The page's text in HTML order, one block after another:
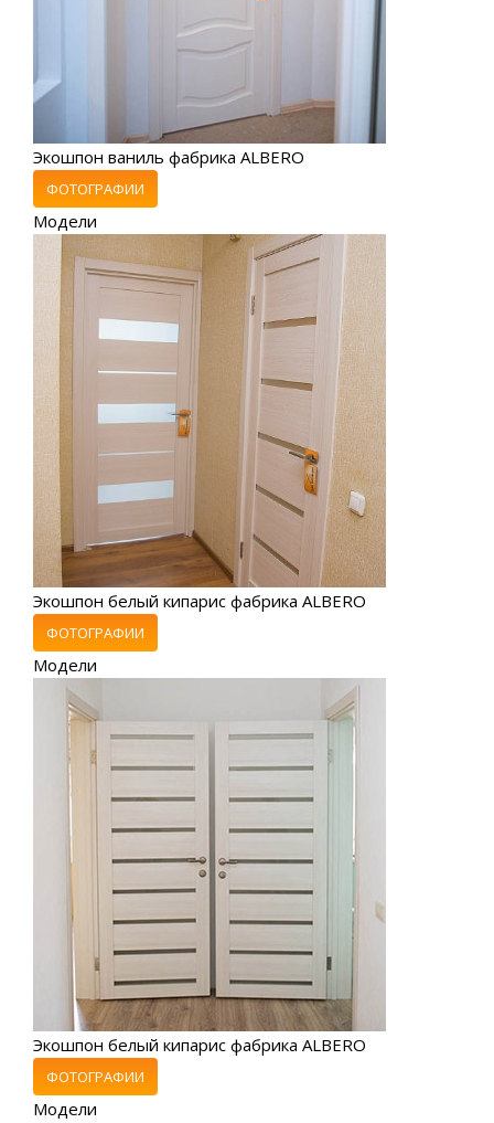
Экошпон ваниль фабрика ALBERO
ФОТОГРАФИИ
Модели
Экошпон белый кипарис фабрика ALBERO
ФОТОГРАФИИ
Модели
Экошпон белый кипарис фабрика ALBERO
ФОТОГРАФИИ
Модели